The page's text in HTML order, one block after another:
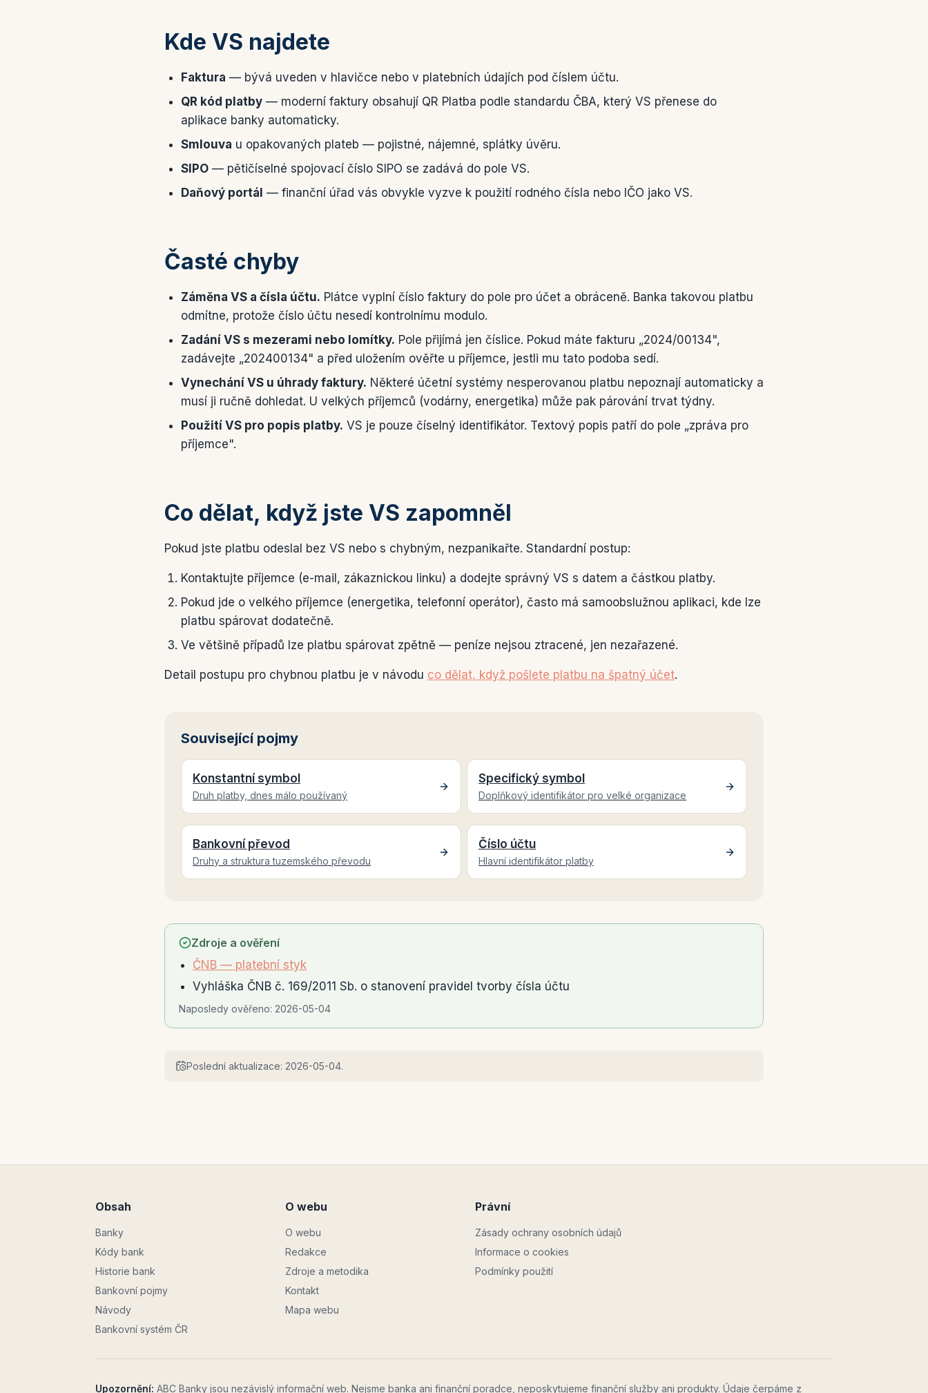
Kde VS najdete
Faktura — bývá uveden v hlavičce nebo v platebních údajích pod číslem účtu.
QR kód platby — moderní faktury obsahují QR Platba podle standardu ČBA, který VS přenese do
aplikace banky automaticky.
Smlouva u opakovaných plateb — pojistné, nájemné, splátky úvěru.
SIPO — pětičíselné spojovací číslo SIPO se zadává do pole VS.
Daňový portál — finanční úřad vás obvykle vyzve k použití rodného čísla nebo IČO jako VS.
Časté chyby
Záměna VS a čísla účtu. Plátce vyplní číslo faktury do pole pro účet a obráceně. Banka takovou platbu
odmítne, protože číslo účtu nesedí kontrolnímu modulo.
Zadání VS s mezerami nebo lomítky. Pole přijímá jen číslice. Pokud máte fakturu „2024/00134",
zadávejte „202400134" a před uložením ověřte u příjemce, jestli mu tato podoba sedí.
Vynechání VS u úhrady faktury. Některé účetní systémy nesperovanou platbu nepoznají automaticky a
musí ji ručně dohledat. U velkých příjemců (vodárny, energetika) může pak párování trvat týdny.
Použití VS pro popis platby. VS je pouze číselný identifikátor. Textový popis patří do pole „zpráva pro
příjemce".
Co dělat, když jste VS zapomněl
Pokud jste platbu odeslal bez VS nebo s chybným, nezpanikařte. Standardní postup:
Kontaktujte příjemce (e-mail, zákaznickou linku) a dodejte správný VS s datem a částkou platby.
Pokud jde o velkého příjemce (energetika, telefonní operátor), často má samoobslužnou aplikaci, kde lze
platbu spárovat dodatečně.
Ve většině případů lze platbu spárovat zpětně — peníze nejsou ztracené, jen nezařazené.
Detail postupu pro chybnou platbu je v návodu co dělat, když pošlete platbu na špatný účet.
Související pojmy
Konstantní symbol
Druh platby, dnes málo používaný
Specifický symbol
Doplňkový identifikátor pro velké organizace
Bankovní převod
Druhy a struktura tuzemského převodu
Číslo účtu
Hlavní identifikátor platby
Zdroje a ověření
ČNB — platební styk
Vyhláška ČNB č. 169/2011 Sb. o stanovení pravidel tvorby čísla účtu
Naposledy ověřeno: 2026-05-04
Poslední aktualizace: 2026-05-04.
Obsah
Banky
Kódy bank
Historie bank
Bankovní pojmy
Návody
Bankovní systém ČR
O webu
O webu
Redakce
Zdroje a metodika
Kontakt
Mapa webu
Právní
Zásady ochrany osobních údajů
Informace o cookies
Podmínky použití
Upozornění: ABC Banky jsou nezávislý informační web. Nejsme banka ani finanční poradce, neposkytujeme finanční služby ani produkty. Údaje čerpáme z